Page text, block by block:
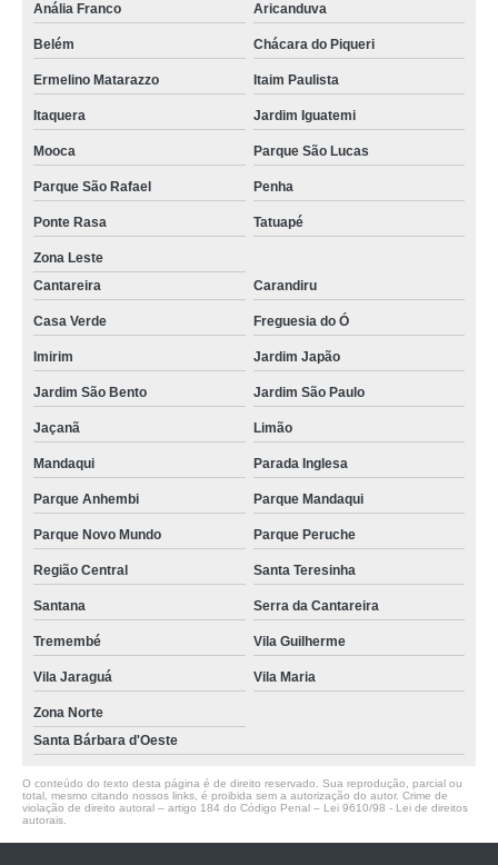
Anália Franco
Aricanduva
Belém Chácara do Piqueri
Ermelino Matarazzo Itaim Paulista
Itaquera Jardim Iguatemi
Mooca Parque São Lucas
Parque São Rafael Penha
Ponte Rasa Tatuapé
Zona Leste
Cantareira
Carandiru
Casa Verde Freguesia do Ó
Imirim Jardim Japão
Jardim São Bento Jardim São Paulo
Jaçanã Limão
Mandaqui Parada Inglesa
Parque Anhembi Parque Mandaqui
Parque Novo Mundo Parque Peruche
Região Central Santa Teresinha
Santana Serra da Cantareira
Tremembé Vila Guilherme
Vila Jaraguá Vila Maria
Zona Norte
Santa Bárbara d'Oeste
O conteúdo do texto desta página é de direito reservado. Sua reprodução, parcial ou
total, mesmo citando nossos links, é proibida sem a autorização do autor. Crime de
violação de direito autoral – artigo 184 do Código Penal – Lei 9610/98 - Lei de direitos
autorais